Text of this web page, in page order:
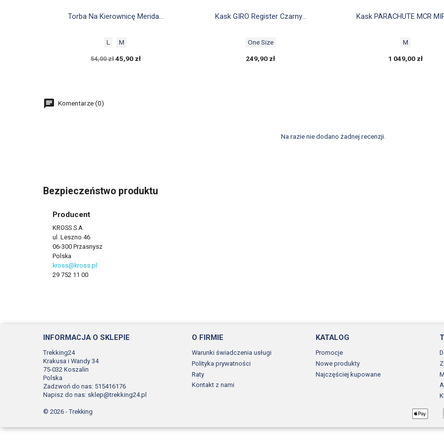
Szybki podgląd
Torba Na Kierownicę Merida...
L M
54,00 zł 45,90 zł
Szybki podgląd
Kask GIRO Register Czarny...
One Size
249,90 zł
Szybki podgląd
Kask PARACHUTE MCR
M
1 049,00 zł
Komentarze (0)
Na razie nie dodano żadnej recenzji.
Bezpieczeństwo produktu
Producent
KROSS S.A.
ul. Leszno 46
06-300 Przasnysz
Polska
kross@kross.pl
29 752 11 00
INFORMACJA O SKLEPIE
Trekking24
Krakusa i Wandy 34
75-032 Koszalin
Polska
Zadzwoń do nas: 515416176
Napisz do nas: sklep@trekking24.pl
O FIRMIE
Warunki świadczenia usługi
Polityka prywatności
Raty
Kontakt z nami
KATALOG
Promocje
Nowe produkty
Najczęściej kupowane
© 2026 - Trekking